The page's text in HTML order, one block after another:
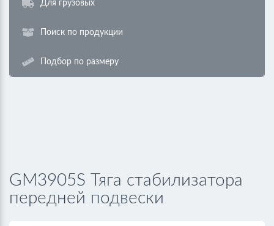
Для грузовых
Поиск по продукции
Подбор по размеру
GM3905S Тяга стабилизатора
передней подвески